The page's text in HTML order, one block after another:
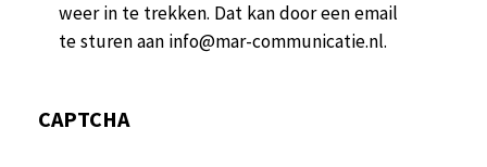
weer in te trekken. Dat kan door een email
te sturen aan info@mar-communicatie.nl.
CAPTCHA